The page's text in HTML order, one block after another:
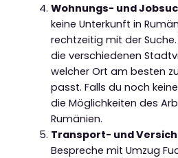
Wohnungs- und
keine Unterkunft in
rechtzeitig mit der
die verschiedenen
welcher Ort am besten
passt. Falls du noch
die Möglichkeiten des
Rumänien.
Transport- und
Bespreche mit Umzug